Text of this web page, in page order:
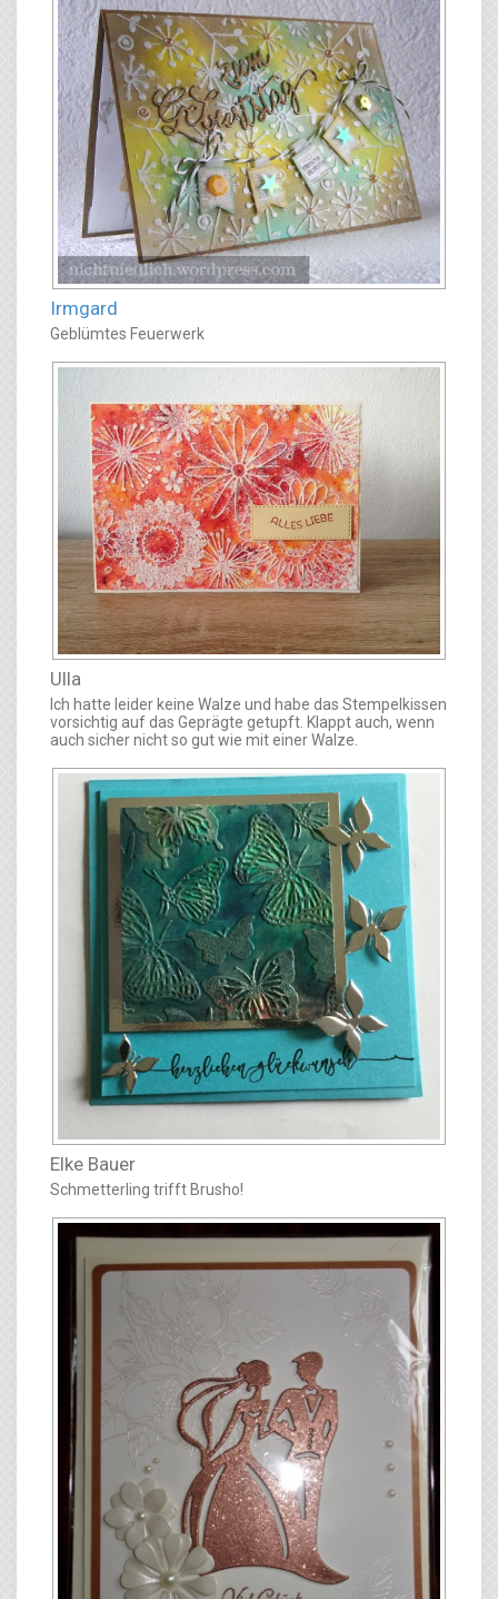
Irmgard
Geblümtes Feuerwerk
Ulla
Ich hatte leider keine Walze und habe das Stempelkissen
vorsichtig auf das Geprägte getupft. Klappt auch, wenn
auch sicher nicht so gut wie mit einer Walze.
Elke Bauer
Schmetterling trifft Brusho!